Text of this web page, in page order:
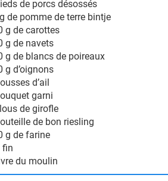
de porcs désossés
de pomme de terre bintje
g de carottes
g de navets
g de blancs de poireaux
g d’oignons
d’ail
garni
de girofle
de bon riesling
g de farine
fin
du moulin